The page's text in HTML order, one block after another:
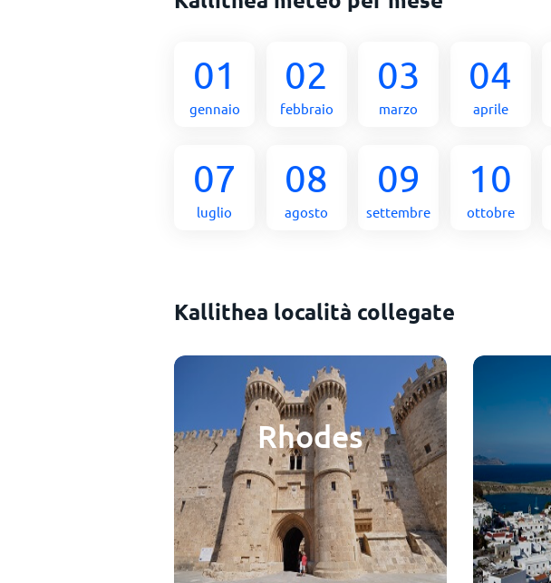
01
gennaio
02
febbraio
03
marzo
04
aprile
07
luglio
08
agosto
09
settembre
10
ottobre
Kallithea località collegate
Rhodes